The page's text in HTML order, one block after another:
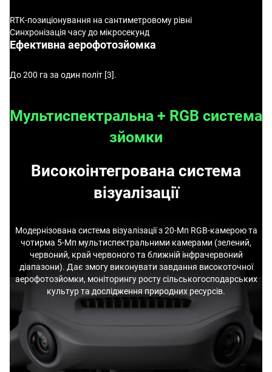
RTK-позиціонування на сантиметровому рівні
Синхронізація часу до мікросекунд
Ефективна аерофотозйомка
До 200 га за один політ [3].
Мультиспектральна + RGB система
зйомки
Високоінтегрована система
візуалізації
Модернізована система візуалізації з 20-Мп RGB-камерою та
чотирма 5-Мп мультиспектральними камерами (зелений,
червоний, край червоного та ближній інфрачервоний
діапазони). Дає змогу виконувати завдання високоточної
аерофотозйомки, моніторингу росту сільськогосподарських
культур та дослідження природних ресурсів.